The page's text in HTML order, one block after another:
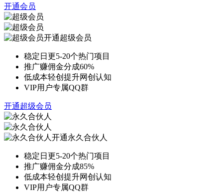
开通会员
开通超级会员
稳定日更5-20个热门项目
推广赚佣金分成60%
低成本轻创提升网创认知
VIP用户专属QQ群
开通超级会员
开通永久合伙人
稳定日更5-20个热门项目
推广赚佣金分成85%
低成本轻创提升网创认知
VIP用户专属QQ群